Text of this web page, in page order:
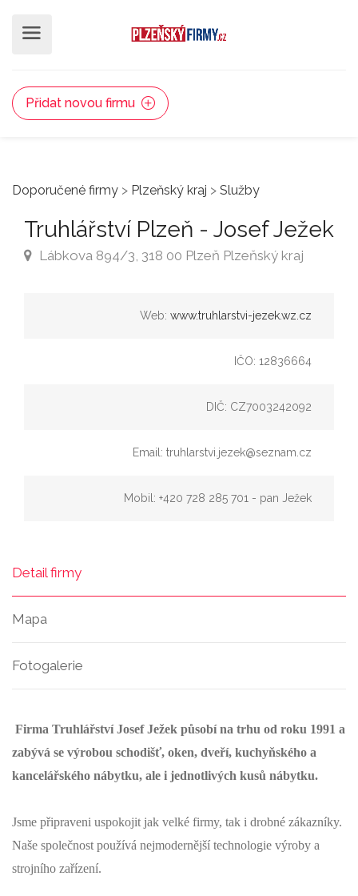
Přidat novou firmu
Doporučené firmy > Plzeňský kraj > Služby
Truhlářství Plzeň - Josef Ježek
Lábkova 894/3, 318 00 Plzeň Plzeňský kraj
Web: www.truhlarstvi-jezek.wz.cz
IČO: 12836664
DIČ: CZ7003242092
Email: truhlarstvi.jezek@seznam.cz
Mobil: +420 728 285 701 - pan Ježek
Detail firmy
Mapa
Fotogalerie
Firma Truhlářství Josef Ježek působí na trhu od roku 1991 a
zabývá se výrobou schodišť, oken, dveří, kuchyňského a
kancelářského nábytku, ale i jednotlivých kusů nábytku.
Jsme připraveni uspokojit jak velké firmy, tak i drobné zákazníky.
Naše společnost používá nejmodernější technologie výroby a
strojního zařízení.